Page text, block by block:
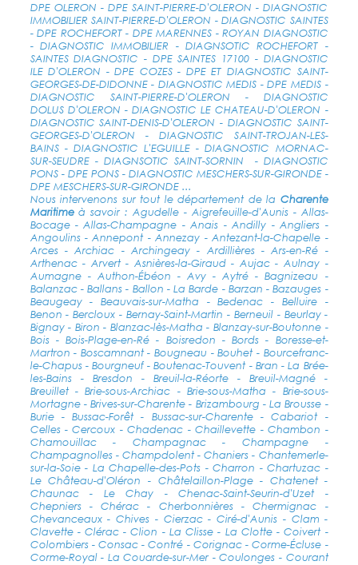
DPE OLERON - DPE SAINT-PIERRE-D'OLERON - DIAGNOSTIC
IMMOBILIER SAINT-PIERRE-D'OLERON - DIAGNOSTIC SAINTES
- DPE ROCHEFORT - DPE MARENNES - ROYAN DIAGNOSTIC
- DIAGNOSTIC IMMOBILIER - DIAGNSOTIC ROCHEFORT -
SAINTES DIAGNOSTIC - DPE SAINTES 17100 - DIAGNOSTIC
ILE D'OLERON - DPE COZES - DPE ET DIAGNOSTIC SAINT-
GEORGES-DE-DIDONNE - DIAGNOSTIC MEDIS - DPE MEDIS -
DIAGNOSTIC SAINT-PIERRE-D'OLERON - DIAGNOSTIC
DOLUS D'OLERON - DIAGNOSTIC LE CHATEAU-D'OLERON -
DIAGNOSTIC SAINT-DENIS-D'OLERON - DIAGNOSTIC SAINT-
GEORGES-D'OLERON - DIAGNOSTIC SAINT-TROJAN-LES-
BAINS - DIAGNOSTIC L'EGUILLE - DIAGNOSTIC MORNAC-
SUR-SEUDRE - DIAGNSOTIC SAINT-SORNIN - DIAGNOSTIC
PONS - DPE PONS - DIAGNOSTIC MESCHERS-SUR-GIRONDE -
DPE MESCHERS-SUR-GIRONDE ...
Nous intervenons sur tout le département de la Charente
Maritimeà savoir : Agudelle - Aigrefeuille-d'Aunis - Allas-
Bocage - Allas-Champagne - Anais - Andilly - Angliers -
Angoulins - Annepont - Annezay - Antezant-la-Chapelle -
Arces - Archiac - Archingeay - Ardillières - Ars-en-Ré -
Arthenac - Arvert - Asnières-la-Giraud - Aujac - Aulnay -
Aumagne - Authon-Ébéon - Avy - Aytré - Bagnizeau -
Balanzac - Ballans - Ballon - La Barde - Barzan - Bazauges -
Beaugeay - Beauvais-sur-Matha - Bedenac - Belluire -
Benon - Bercloux - Bernay-Saint-Martin - Berneuil - Beurlay -
Bignay - Biron - Blanzac-lès-Matha - Blanzay-sur-Boutonne -
Bois - Bois-Plage-en-Ré - Boisredon - Bords - Boresse-et-
Martron - Boscamnant - Bougneau - Bouhet - Bourcefranc-
le-Chapus - Bourgneuf - Boutenac-Touvent - Bran - La Brée-
les-Bains - Bresdon - Breuil-la-Réorte - Breuil-Magné -
Breuillet - Brie-sous-Archiac - Brie-sous-Matha - Brie-sous-
Mortagne - Brives-sur-Charente - Brizambourg - La Brousse -
Burie - Bussac-Forêt - Bussac-sur-Charente - Cabariot -
Celles - Cercoux - Chadenac - Chaillevette - Chambon -
Chamouillac - Champagnac - Champagne -
Champagnolles - Champdolent - Chaniers - Chantemerle-
sur-la-Soie - La Chapelle-des-Pots - Charron - Chartuzac -
Le Château-d'Oléron - Châtelaillon-Plage - Chatenet -
Chaunac - Le Chay - Chenac-Saint-Seurin-d'Uzet -
Chepniers - Chérac - Cherbonnières - Chermignac -
Chevanceaux - Chives - Cierzac - Ciré-d'Aunis - Clam -
Clavette - Clérac - Clion - La Clisse - La Clotte - Coivert -
Colombiers - Consac - Contré - Corignac - Corme-Écluse -
Corme-Royal - La Couarde-sur-Mer - Coulonges - Courant